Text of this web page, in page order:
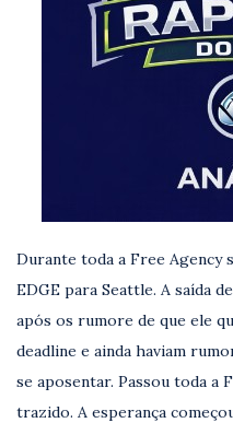
Durante toda a Free Agency
EDGE para Seattle. A saída
após os rumore de que ele
deadline e ainda haviam
se aposentar. Passou toda a
trazido. A esperança